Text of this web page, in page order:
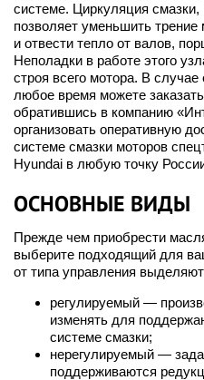
системе. Циркуляция смазки,
позволяет уменьшить
и отвести тепло от валов,
Неполадки в работе этого
строя всего мотора. В
любое время можете
обратившись в компанию
организовать оперативную
системе смазки моторов
Hyundai в любую точку
ОСНОВНЫЕ ВИДЫ
Прежде чем приобрести
выберите подходящий для
от типа управления
регулируемый —
изменять для
системе смазки;
нерегулируемый —
поддерживаются